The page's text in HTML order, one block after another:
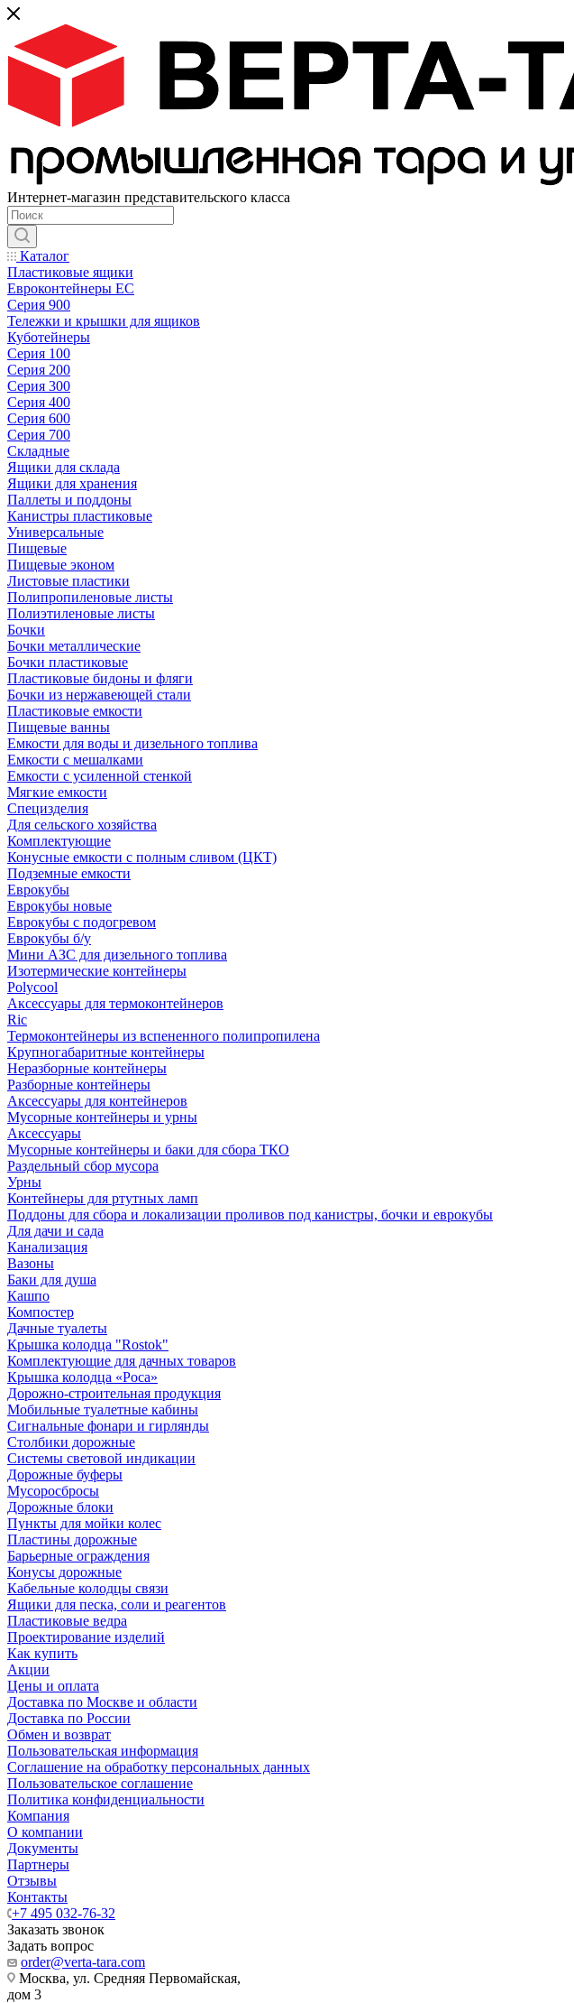
Интернет-магазин представительского класса
Каталог
Пластиковые ящики
Евроконтейнеры ЕС
Серия 900
Тележки и крышки для ящиков
Куботейнеры
Серия 100
Серия 200
Серия 300
Серия 400
Серия 600
Серия 700
Складные
Ящики для склада
Ящики для хранения
Паллеты и поддоны
Канистры пластиковые
Универсальные
Пищевые
Пищевые эконом
Листовые пластики
Полипропиленовые листы
Полиэтиленовые листы
Бочки
Бочки металлические
Бочки пластиковые
Пластиковые бидоны и фляги
Бочки из нержавеющей стали
Пластиковые емкости
Пищевые ванны
Емкости для воды и дизельного топлива
Емкости с мешалками
Емкости с усиленной стенкой
Мягкие емкости
Специзделия
Для сельского хозяйства
Комплектующие
Конусные емкости с полным сливом (ЦКТ)
Подземные емкости
Еврокубы
Еврокубы новые
Еврокубы с подогревом
Еврокубы б/у
Мини АЗС для дизельного топлива
Изотермические контейнеры
Polycool
Аксессуары для термоконтейнеров
Ric
Термоконтейнеры из вспененного полипропилена
Крупногабаритные контейнеры
Неразборные контейнеры
Разборные контейнеры
Аксессуары для контейнеров
Мусорные контейнеры и урны
Аксессуары
Мусорные контейнеры и баки для сбора ТКО
Раздельный сбор мусора
Урны
Контейнеры для ртутных ламп
Поддоны для сбора и локализации проливов под канистры, бочки и еврокубы
Для дачи и сада
Канализация
Вазоны
Баки для душа
Кашпо
Компостер
Дачные туалеты
Крышка колодца "Rostok"
Комплектующие для дачных товаров
Крышка колодца «Роса»
Дорожно-строительная продукция
Мобильные туалетные кабины
Сигнальные фонари и гирлянды
Столбики дорожные
Системы световой индикации
Дорожные буферы
Мусоросбросы
Дорожные блоки
Пункты для мойки колес
Пластины дорожные
Барьерные ограждения
Конусы дорожные
Кабельные колодцы связи
Ящики для песка, соли и реагентов
Пластиковые ведра
Проектирование изделий
Как купить
Акции
Цены и оплата
Доставка по Москве и области
Доставка по России
Обмен и возврат
Пользовательская информация
Соглашение на обработку персональных данных
Пользовательское соглашение
Политика конфиденциальности
Компания
О компании
Документы
Партнеры
Отзывы
Контакты
+7 495 032-76-32
Заказать звонок
Задать вопрос
order@verta-tara.com
Москва, ул. Средняя Первомайская,
дом 3